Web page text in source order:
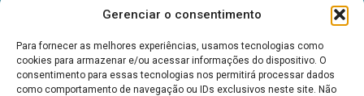
Gerenciar o consentimento
Para fornecer as melhores experiências, usamos tecnologias como
cookies para armazenar e/ou acessar informações do dispositivo. O
consentimento para essas tecnologias nos permitirá processar dados
como comportamento de navegação ou IDs exclusivos neste site. Não
São José – Aracaju/SE
Horário de Atendimento:
Segunda a Sexta-Feira
9h às 12h | 13h às 16h